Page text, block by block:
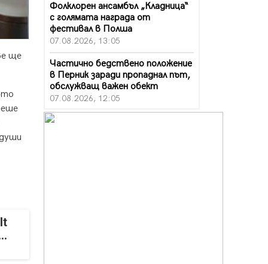
ще
Фолклорен ансамбъл „Кладница“
с голямата награда от
фестивал в Полша
07.08.2026, 13:05
Частично бедствено положение
в Перник заради пропаднал път,
обслужващ важен обект
07.08.2026, 12:05
Да отговорим на жегите с филм